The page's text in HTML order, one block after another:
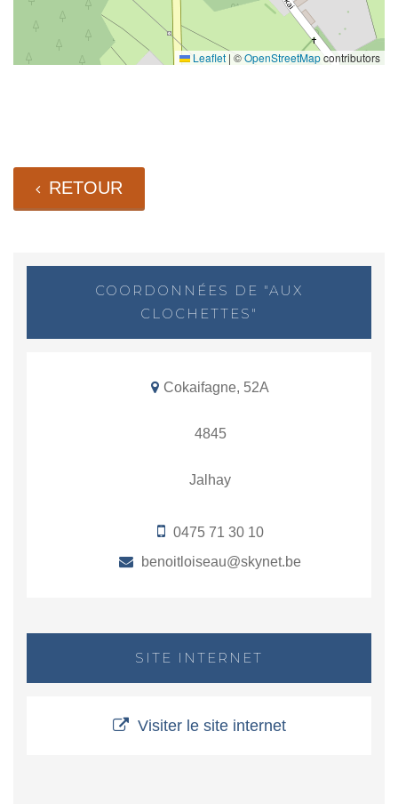
Leaflet | ©OpenStreetMapcontributors
RETOUR
COORDONNÉES DE "AUX
CLOCHETTES"
Cokaifagne, 52A
4845
Jalhay
0475 71 30 10
benoitloiseau@skynet.be
SITE INTERNET
Visiter le site internet